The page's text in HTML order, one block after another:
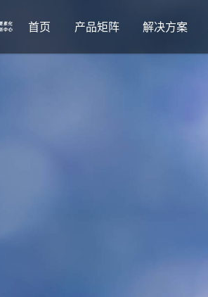
首页 产品矩阵 解决方案